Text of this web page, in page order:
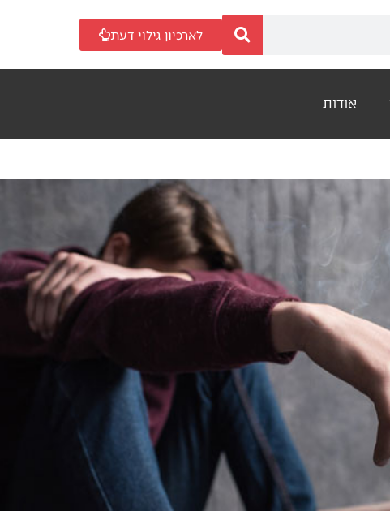
לארכיון גילוי דעת
אודות